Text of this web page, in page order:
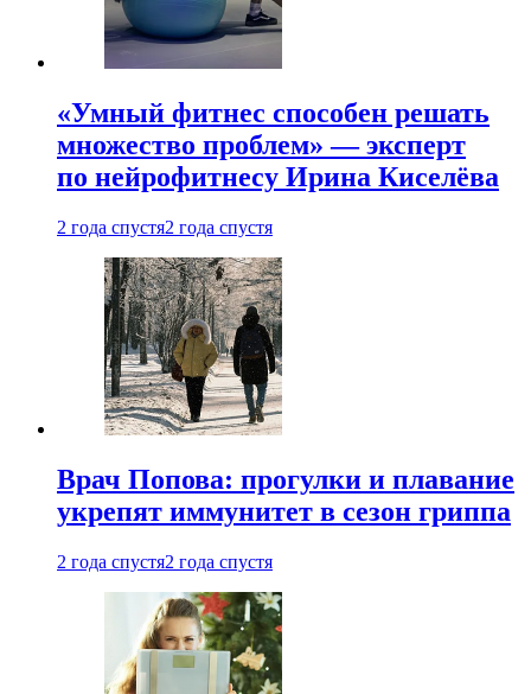
«Умный фитнес способен решать
множество проблем» — эксперт
по нейрофитнесу Ирина Киселёва
2 года спустя2 года спустя
Врач Попова: прогулки и плавание
укрепят иммунитет в сезон гриппа
2 года спустя2 года спустя